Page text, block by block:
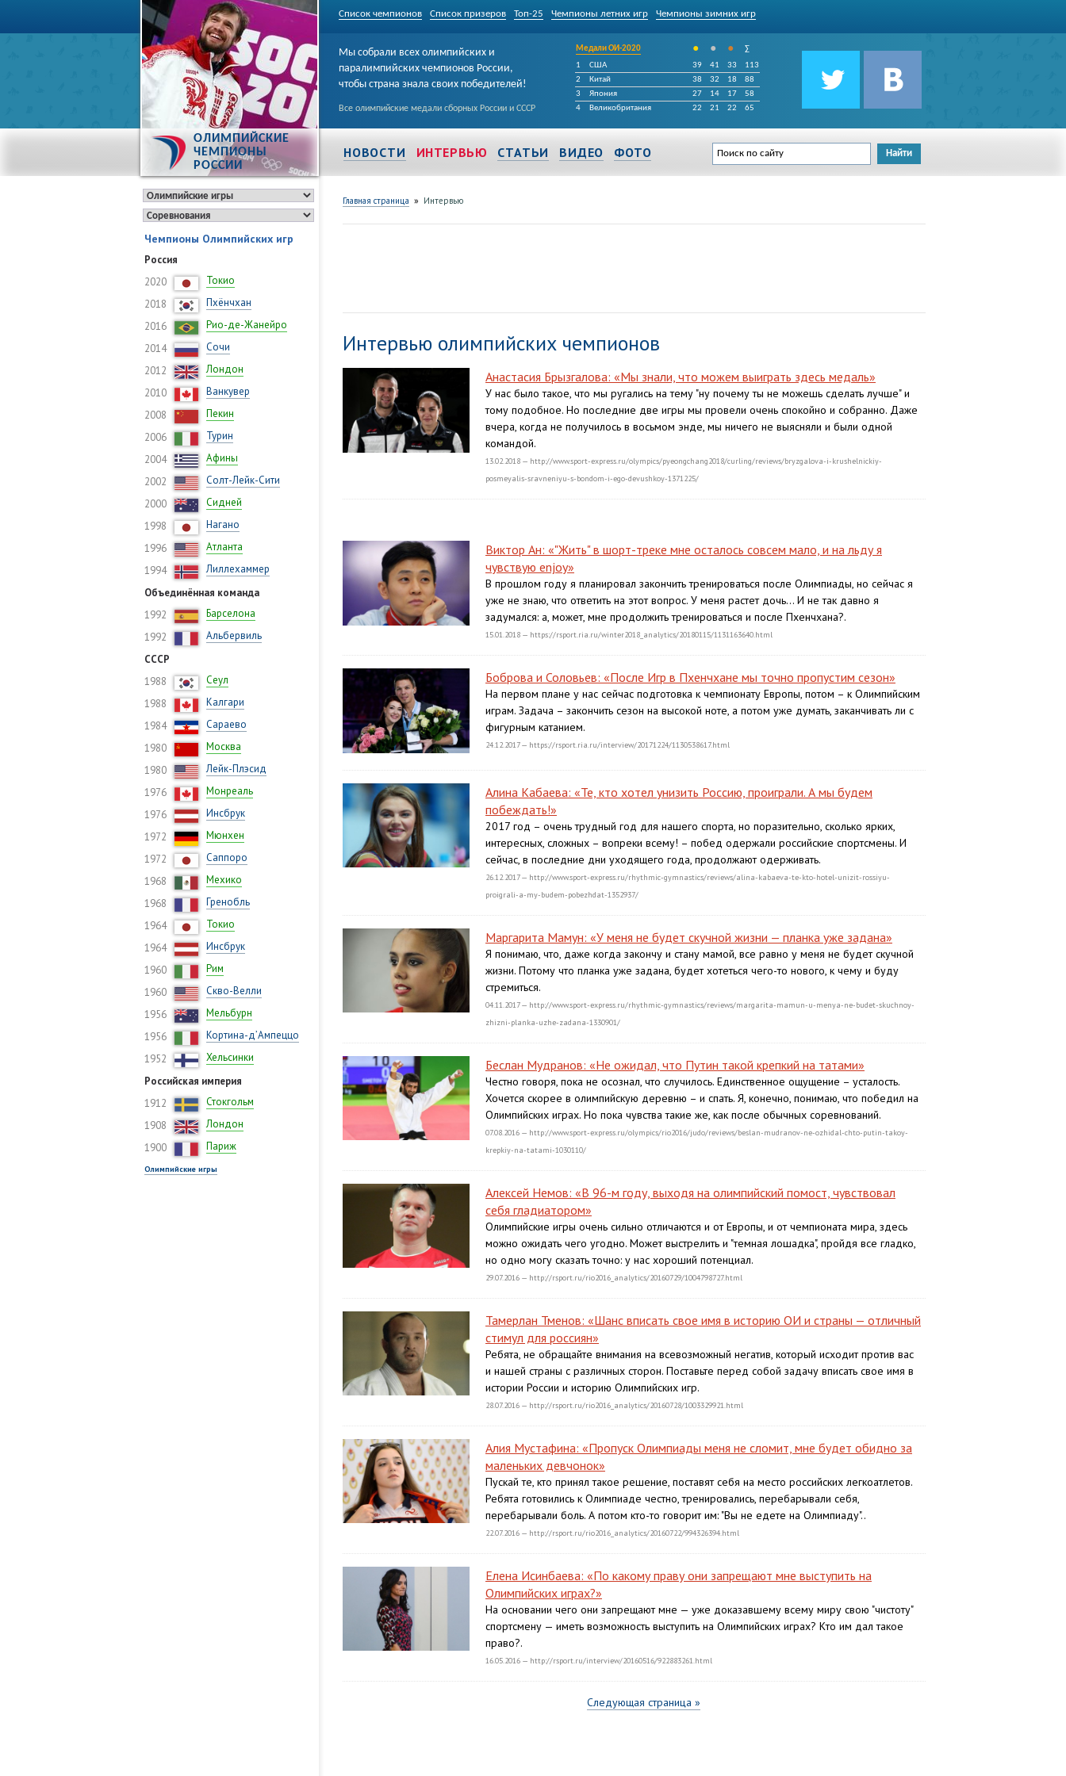
Список чемпионов Список призеров Топ-25 Чемпионы летних игр Чемпионы зимних игр
ОЛИМПИЙСКИЕ
ЧЕМПИОНЫ
РОССИИ
Мы собрали всех олимпийских и
паралимпийских чемпионов России,
чтобы страна знала своих победителей!
Все олимпийские медали сборных России и СССР
Медали ОИ-2020 • • •
∑
1
США 39 41 33
113
2
Китай 38 32 18
88
3
Япония 27 14 17
58
4
Великобритания 22 21 22 65
НОВОСТИ ИНТЕРВЬЮ СТАТЬИ ВИДЕО ФОТО
Чемпионы Олимпийских игр
Россия
2020
Токио
2018
Пхёнчхан
2016
Рио-де-Жанейро
2014
Сочи
2012
Лондон
2010
Ванкувер
2008
Пекин
2006
Турин
2004
Афины
2002
Солт-Лейк-Сити
2000
Сидней
1998
Нагано
1996
Атланта
1994
Лиллехаммер
Объединённая команда
1992
Барселона
1992
Альбервиль
СССР
1988
Сеул
1988
Калгари
1984
Сараево
1980
Москва
1980
Лейк-Плэсид
1976
Монреаль
1976
Инсбрук
1972
Мюнхен
1972
Саппоро
1968
Мехико
1968
Гренобль
1964
Токио
1964
Инсбрук
1960
Рим
1960
Скво-Велли
1956
Мельбурн
1956
Кортина-д’Ампеццо
1952
Хельсинки
Российская империя
1912
Стокгольм
1908
Лондон
1900
Париж
Олимпийские игры
Главная страница » Интервью
Интервью олимпийских чемпионов
Анастасия Брызгалова: «Мы знали, что можем выиграть здесь медаль»
У нас было такое, что мы ругались на тему "ну почему ты не можешь сделать лучше" и
тому подобное. Но последние две игры мы провели очень спокойно и собранно. Даже
вчера, когда не получилось в восьмом энде, мы ничего не выясняли и были одной
командой.
13.02.2018 — http://www.sport-express.ru/olympics/pyeongchang2018/curling/reviews/bryzgalova-i-krushelnickiy-
posmeyalis-sravneniyu-s-bondom-i-ego-devushkoy-1371225/
Виктор Ан: «"Жить" в шорт-треке мне осталось совсем мало, и на льду я
чувствую enjoy»
В прошлом году я планировал закончить тренироваться после Олимпиады, но сейчас я
уже не знаю, что ответить на этот вопрос. У меня растет дочь… И не так давно я
задумался: а, может, мне продолжить тренироваться и после Пхенчхана?.
15.01.2018 — https://rsport.ria.ru/winter2018_analytics/20180115/1131163640.html
Боброва и Соловьев: «После Игр в Пхенчхане мы точно пропустим сезон»
На первом плане у нас сейчас подготовка к чемпионату Европы, потом – к Олимпийским
играм. Задача – закончить сезон на высокой ноте, а потом уже думать, заканчивать ли с
фигурным катанием.
24.12.2017 — https://rsport.ria.ru/interview/20171224/1130538617.html
Алина Кабаева: «Те, кто хотел унизить Россию, проиграли. А мы будем
побеждать!»
2017 год – очень трудный год для нашего спорта, но поразительно, сколько ярких,
интересных, сложных – вопреки всему! – побед одержали российские спортсмены. И
сейчас, в последние дни уходящего года, продолжают одерживать.
26.12.2017 — http://www.sport-express.ru/rhythmic-gymnastics/reviews/alina-kabaeva-te-kto-hotel-unizit-rossiyu-
proigrali-a-my-budem-pobezhdat-1352937/
Маргарита Мамун: «У меня не будет скучной жизни — планка уже задана»
Я понимаю, что, даже когда закончу и стану мамой, все равно у меня не будет скучной
жизни. Потому что планка уже задана, будет хотеться чего-то нового, к чему и буду
стремиться.
04.11.2017 — http://www.sport-express.ru/rhythmic-gymnastics/reviews/margarita-mamun-u-menya-ne-budet-skuchnoy-
zhizni-planka-uzhe-zadana-1330901/
Беслан Мудранов: «Не ожидал, что Путин такой крепкий на татами»
Честно говоря, пока не осознал, что случилось. Единственное ощущение – усталость.
Хочется скорее в олимпийскую деревню – и спать. Я, конечно, понимаю, что победил на
Олимпийских играх. Но пока чувства такие же, как после обычных соревнований.
07.08.2016 — http://www.sport-express.ru/olympics/rio2016/judo/reviews/beslan-mudranov-ne-ozhidal-chto-putin-takoy-
krepkiy-na-tatami-1030110/
Алексей Немов: «В 96-м году, выходя на олимпийский помост, чувствовал
себя гладиатором»
Олимпийские игры очень сильно отличаются и от Европы, и от чемпионата мира, здесь
можно ожидать чего угодно. Может выстрелить и "темная лошадка", пройдя все гладко,
но одно могу сказать точно: у нас хороший потенциал.
29.07.2016 — http://rsport.ru/rio2016_analytics/20160729/1004798727.html
Тамерлан Тменов: «Шанс вписать свое имя в историю ОИ и страны — отличный
стимул для россиян»
Ребята, не обращайте внимания на всевозможный негатив, который исходит против вас
и нашей страны с различных сторон. Поставьте перед собой задачу вписать свое имя в
истории России и историю Олимпийских игр.
28.07.2016 — http://rsport.ru/rio2016_analytics/20160728/1003329921.html
Алия Мустафина: «Пропуск Олимпиады меня не сломит, мне будет обидно за
маленьких девчонок»
Пускай те, кто принял такое решение, поставят себя на место российских легкоатлетов.
Ребята готовились к Олимпиаде честно, тренировались, перебарывали себя,
перебарывали боль. А потом кто-то говорит им: "Вы не едете на Олимпиаду"..
22.07.2016 — http://rsport.ru/rio2016_analytics/20160722/994326394.html
Елена Исинбаева: «По какому праву они запрещают мне выступить на
Олимпийских играх?»
На основании чего они запрещают мне — уже доказавшему всему миру свою "чистоту"
спортсмену — иметь возможность выступить на Олимпийских играх? Кто им дал такое
право?.
16.05.2016 — http://rsport.ru/interview/20160516/922883261.html
Следующая страница »